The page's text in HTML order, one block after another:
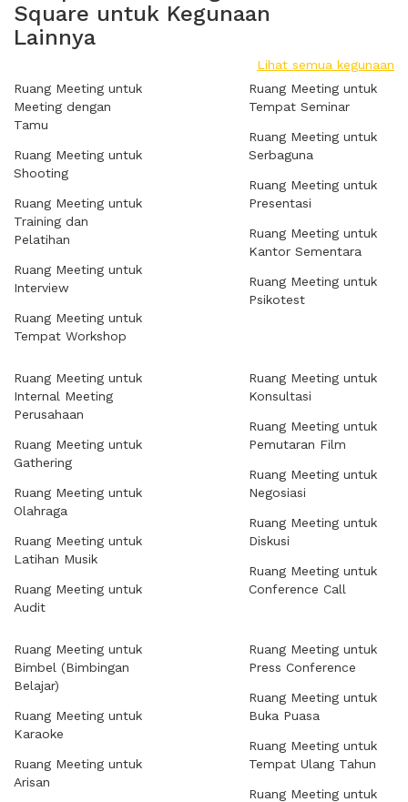
Square untuk Kegunaan
Lainnya
Lihat semua kegunaan
Ruang Meeting untuk
Meeting dengan
Tamu
Ruang Meeting untuk
Shooting
Ruang Meeting untuk
Training dan
Pelatihan
Ruang Meeting untuk
Interview
Ruang Meeting untuk
Tempat Workshop
Ruang Meeting untuk
Tempat Seminar
Ruang Meeting untuk
Serbaguna
Ruang Meeting untuk
Presentasi
Ruang Meeting untuk
Kantor Sementara
Ruang Meeting untuk
Psikotest
Ruang Meeting untuk
Internal Meeting
Perusahaan
Ruang Meeting untuk
Gathering
Ruang Meeting untuk
Olahraga
Ruang Meeting untuk
Latihan Musik
Ruang Meeting untuk
Audit
Ruang Meeting untuk
Konsultasi
Ruang Meeting untuk
Pemutaran Film
Ruang Meeting untuk
Negosiasi
Ruang Meeting untuk
Diskusi
Ruang Meeting untuk
Conference Call
Ruang Meeting untuk
Bimbel (Bimbingan
Belajar)
Ruang Meeting untuk
Karaoke
Ruang Meeting untuk
Arisan
Ruang Meeting untuk
Press Conference
Ruang Meeting untuk
Buka Puasa
Ruang Meeting untuk
Tempat Ulang Tahun
Ruang Meeting untuk